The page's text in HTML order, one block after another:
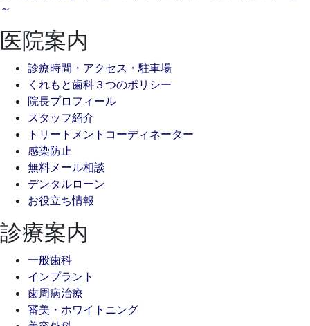
～
医院案内
診療時間・アクセス・駐車場
くれもと歯科３つのポリシー
院長プロフィール
スタッフ紹介
トリートメントコーディネーター
感染防止
無料メール相談
デンタルローン
お役立ち情報
診療案内
一般歯科
インプラント
歯周病治療
審美・ホワイトニング